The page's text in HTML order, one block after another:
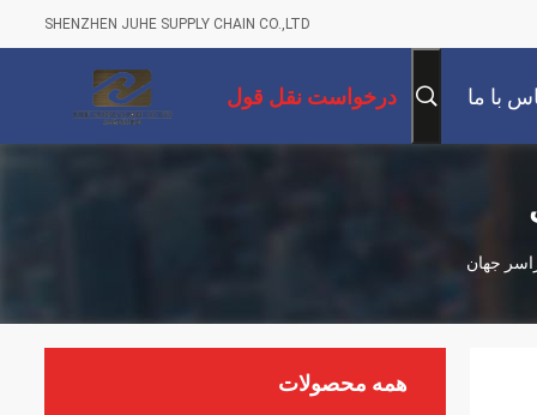
SHENZHEN JUHE SUPPLY CHAIN CO.,LTD
با ما درخواست نقل قول
جهان
همه محصولات